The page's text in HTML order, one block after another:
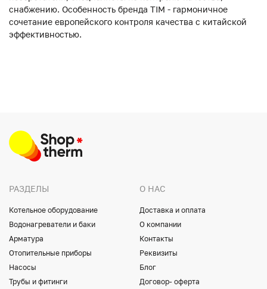
снабжению. Особенность бренда TIM - гармоничное
сочетание европейского контроля качества с китайской
эффективностью.
РАЗДЕЛЫ
Котельное оборудование
Водонагреватели и баки
Арматура
Отопительные приборы
Насосы
Трубы и фитинги
О НАС
Доставка и оплата
О компании
Контакты
Реквизиты
Блог
Договор- оферта